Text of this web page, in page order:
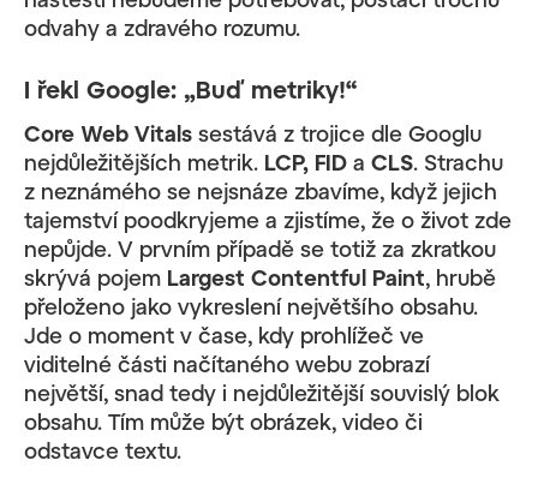
odvahy a zdravého rozumu.
I řekl Google: „Buď metriky!“
Core Web Vitals sestává z trojice dle Googlu
nejdůležitějších metrik. LCP, FID a CLS. Strachu
z neznámého se nejsnáze zbavíme, když jejich
tajemství poodkryjeme a zjistíme, že o život zde
nepůjde. V prvním případě se totiž za zkratkou
skrývá pojem Largest Contentful Paint, hrubě
přeloženo jako vykreslení největšího obsahu.
Jde o moment v čase, kdy prohlížeč ve
viditelné části načítaného webu zobrazí
největší, snad tedy i nejdůležitější souvislý blok
obsahu. Tím může být obrázek, video či
odstavce textu.